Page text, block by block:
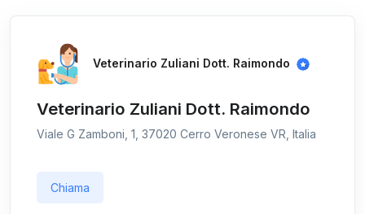
Veterinario Zuliani Dott. Raimondo
Veterinario Zuliani Dott. Raimondo
Viale G Zamboni, 1, 37020 Cerro Veronese VR, Italia
Chiama